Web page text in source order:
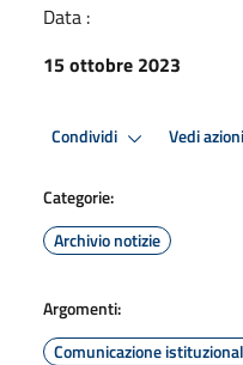
Data :
15 ottobre 2023
Condividi Vedi azioni
Categorie:
Archivio notizie
Argomenti:
Comunicazione